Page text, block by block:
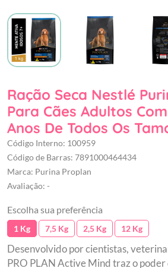
Ração Seca Nestlé
Para Cães Adultos
Anos De Todos Os
Código Interno: 100959
Código de Barras: 7891000464434
Marca: Purina Proplan
Avaliação: -
Escolha sua preferência
1 Kg 7,5 Kg 2,5 Kg 12 Kg
Desenvolvido por cientistas,
PRO PLAN Active Mind traz o